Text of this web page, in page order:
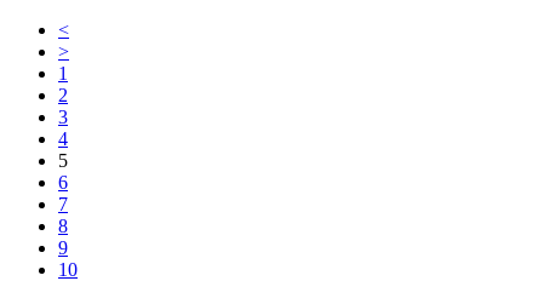
<
>
1
2
3
4
5
6
7
8
9
10